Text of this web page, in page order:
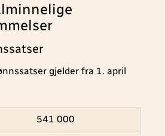
gjelder fra 1. april
541 000